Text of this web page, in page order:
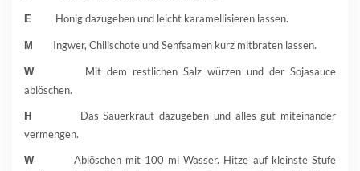
E Honig dazugeben und leicht karamellisieren lassen.
M Ingwer, Chilischote und Senfsamen kurz mitbraten lassen.
W Mit dem restlichen Salz würzen und der Sojasauce
ablöschen.
H Das Sauerkraut dazugeben und alles gut miteinander
vermengen.
W Ablöschen mit 100 ml Wasser. Hitze auf kleinste Stufe